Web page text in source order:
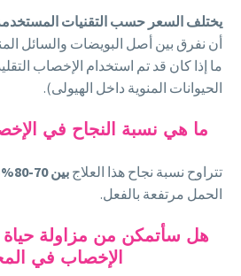
يختلف السعر حسب التقنيات
أن نفرق بين أصل البويضات والسائل
الحيوانات المنوية داخل الهيولى).
ما هي نسبة النجاح في
تتراوح نسبة نجاح هذا العلاج بين 70-80%
الحمل مرتفعة بالفعل.
هل سأتمكن من مزاولة حياة
الإخصاب في